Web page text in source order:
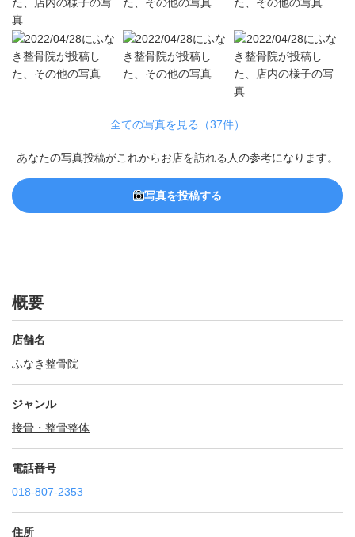
全ての写真を見る（37件）
あなたの写真投稿がこれからお店を訪れる人の参考になります。
写真を投稿する
概要
店舗名
ふなき整骨院
ジャンル
接骨・整骨整体
電話番号
018-807-2353
住所